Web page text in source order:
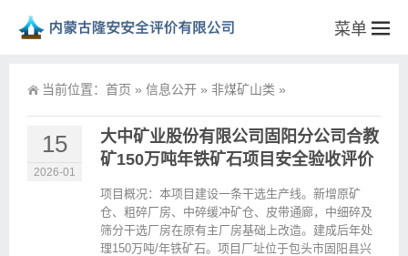
菜单
当前位置： 首页 » 信息公开 » 非煤矿山类 »
15
2026-01
大中矿业股份有限公司固阳分公司合教
矿150万吨年铁矿石项目安全验收评价
项目概况：本项目建设一条干选生产线。新增原矿
仓、粗碎厂房、中碎缓冲矿仓、皮带通廊，中细碎及
筛分干选厂房在原有主厂房基础上改造。建成后年处
理150万吨/年铁矿石。项目厂址位于包头市固阳县兴